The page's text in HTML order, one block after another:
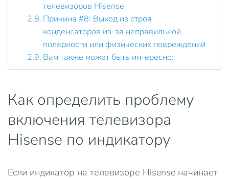
телевизоров Hisense
Причина #8: Выход из строя
конденсаторов из-за неправильной
полярности или физических повреждений
Вам также может быть интересно:
Как определить проблему
включения телевизора
Hisense по индикатору
Если индикатор на телевизоре Hisense начинает